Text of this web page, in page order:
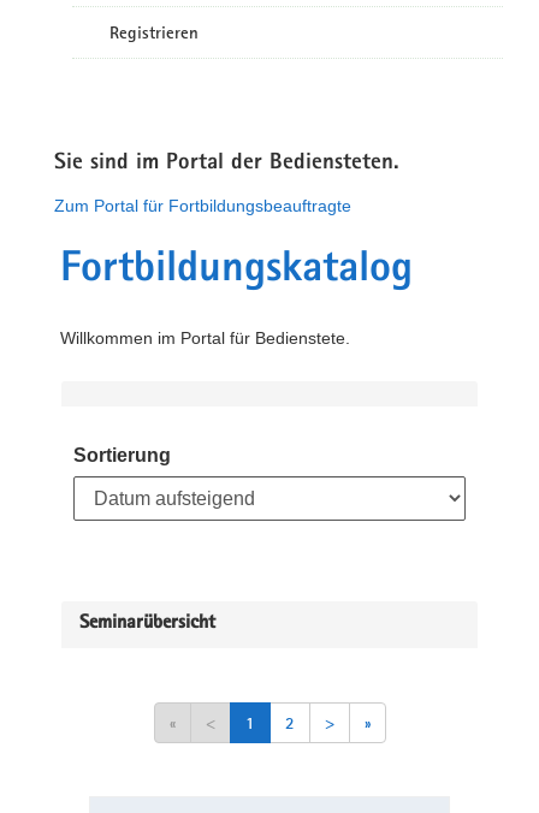
Registrieren
Sie sind im Portal der Bediensteten.
Zum Portal für Fortbildungsbeauftragte
Fortbildungskatalog
Willkommen im Portal für Bedienstete.
Sortierung
Seminarübersicht
« < 1 2 > »